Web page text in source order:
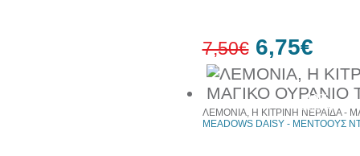
10%
έκπτωση
7,50€ 6,75€
ΛΕΜΟΝΙΑ, Η ΚΙΤΡΙΝΗ ΝΕΡΑΪΔΑ -
MEADOWS DAISY - ΜΕΝΤΟΟΥΣ